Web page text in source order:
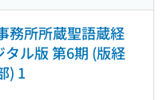
務所所蔵聖語蔵経
ル版 第6期 (版経
) 1